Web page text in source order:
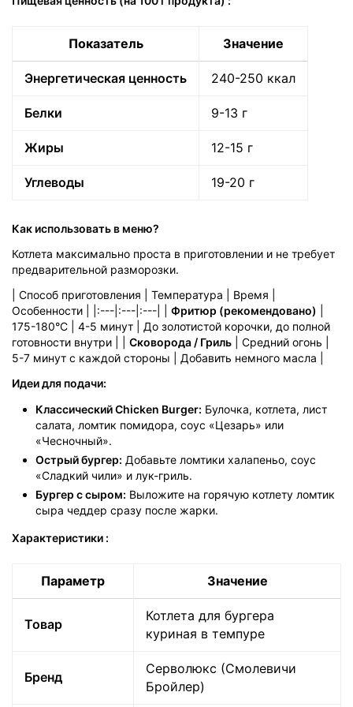
Показатель Значение
Энергетическая ценность 240-250 ккал
Белки 9-13 г
Жиры 12-15 г
Углеводы 19-20 г
Как использовать в меню?
Котлета максимально проста в приготовлении и не требует
предварительной разморозки.
| Способ приготовления | Температура | Время |
Особенности | |:---|:---|:---| | Фритюр (рекомендовано)
175-180°C | 4-5 минут | До золотистой корочки, до полной
готовности внутри | | Сковорода / Гриль | Средний огонь |
5-7 минут с каждой стороны | Добавить немного масла |
Идеи для подачи:
Классический Chicken Burger: Булочка, котлета, лист
салата, ломтик помидора, соус «Цезарь» или
«Чесночный».
Острый бургер: Добавьте ломтики халапеньо, соус
«Сладкий чили» и лук-гриль.
Бургер с сыром: Выложите на горячую котлету ломтик
сыра чеддер сразу после жарки.
Характеристики :
Параметр Значение
Товар
Котлета для бургера
куриная в темпуре
Бренд
Серволюкс (Смолевичи
Бройлер)